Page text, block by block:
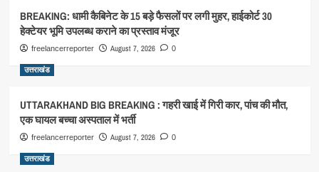
BREAKING: धामी कैबिनेट के 15 बड़े फैसलों पर लगी मुहर, हाईकोर्ट 30
हेक्टेयर भूमि उपलब्ध कराने का प्रस्ताव मंजूर
freelancerreporter August 7, 2026 0
उत्तराखंड
UTTARAKHAND BIG BREAKING : गहरी खाई में गिरी कार, पांच की मौत,
एक घायल बच्चा अस्पताल में भर्ती
freelancerreporter August 7, 2026 0
उत्तराखंड